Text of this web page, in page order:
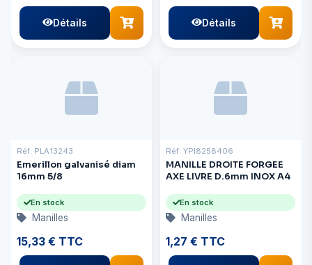
Détails Détails
Réf: PLA13243
Emerillon galvanisé diam
16mm 5/8
En stock
Manilles
15,33 € TTC
Réf: YPI8258406
MANILLE DROITE FORGEE
AXE LIVRE D.6mm INOX A4
En stock
Manilles
1,27 € TTC